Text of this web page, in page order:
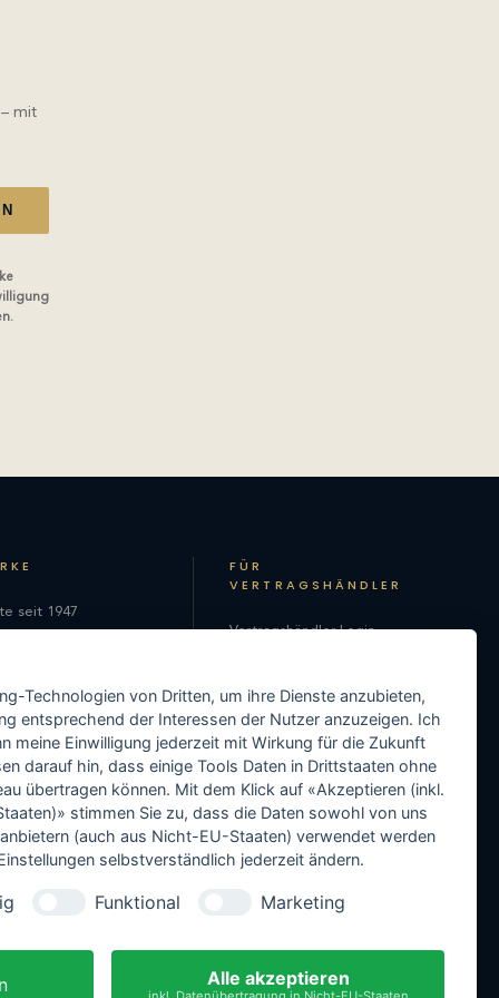
mit
seit 1947
FÜR
VERTRAGSHÄNDLER
Vertragshändler-Login
registrieren
Media-Center
Händler in Ihrer Nähe
Technologien von Dritten, um ihre Dienste anzubieten,
entsprechend der Interessen der Nutzer anzuzeigen. Ich
meine Einwilligung jederzeit mit Wirkung für die Zukunft
darauf hin, dass einige Tools Daten in Drittstaaten ohne
übertragen können. Mit dem Klick auf «Akzeptieren (inkl.
stimmen Sie zu, dass die Daten sowohl von uns
(auch aus Nicht-EU-Staaten) verwendet werden
selbstverständlich jederzeit ändern.
Funktional Marketing
Alle akzeptieren